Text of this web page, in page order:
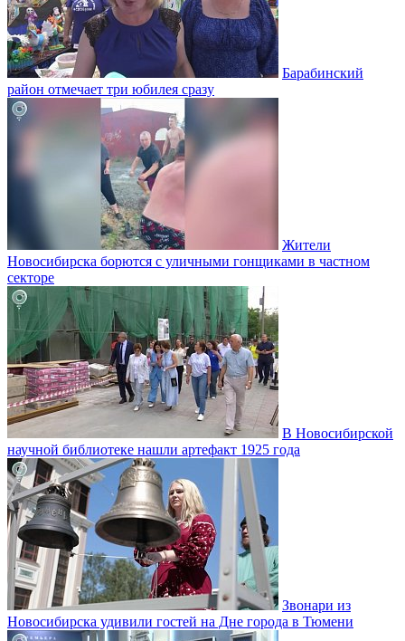
Барабинский
район отмечает три юбилея сразу
Жители
Новосибирска борются с уличными гонщиками в частном
секторе
В Новосибирской
научной библиотеке нашли артефакт 1925 года
Звонари из
Новосибирска удивили гостей на Дне города в Тюмени